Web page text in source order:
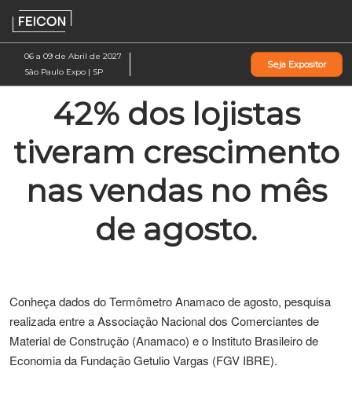
Pular
para
o
conteúdo
06 a 09 de Abril de 2027
São Paulo Expo | SP
Seja Expositor
42% dos lojistas
tiveram crescimento
nas vendas no mês
de agosto.
Conheça dados do Termômetro Anamaco de agosto, pesquisa
realizada entre a Associação Nacional dos Comerciantes de
Material de Construção (Anamaco) e o Instituto Brasileiro de
Economia da Fundação Getulio Vargas (FGV IBRE).